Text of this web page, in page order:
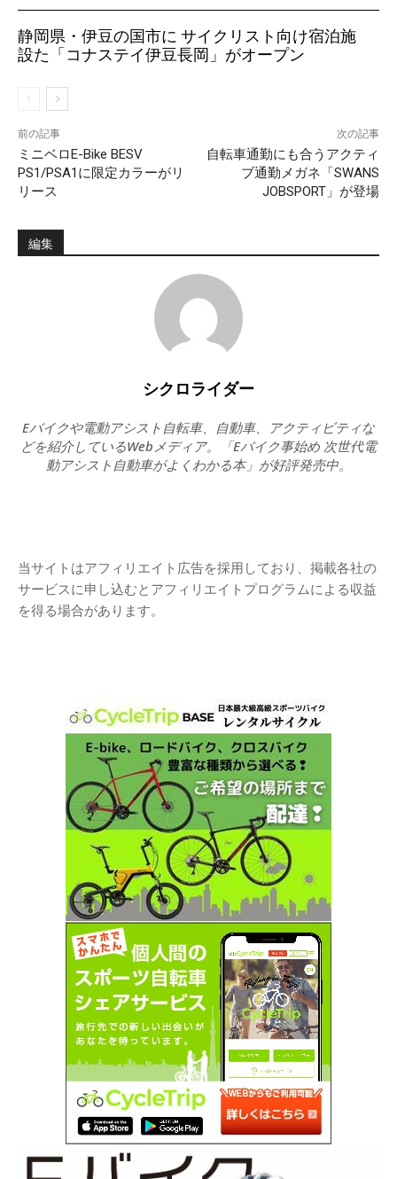
静岡県・伊豆の国市に サイクリスト向け宿泊施
設た「コナステイ伊豆長岡」がオープン
前の記事
ミニベロE-Bike BESV
PS1/PSA1に限定カラーがリ
リース
次の記事
自転車通勤にも合うアクティ
ブ通勤メガネ「SWANS
JOBSPORT」が登場
編集
シクロライダー
Eバイクや電動アシスト自転車、自動車、アクティビティな
どを紹介しているWebメディア。「Eバイク事始め 次世代電
動アシスト自動車がよくわかる本」が好評発売中。
当サイトはアフィリエイト広告を採用しており、掲載各社の
サービスに申し込むとアフィリエイトプログラムによる収益
を得る場合があります。